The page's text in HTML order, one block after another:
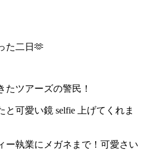
た二日🫶
たツアーズの警民！
可愛い鏡 selfie 上げてくれま
ー執業にメガネまで！可愛さい